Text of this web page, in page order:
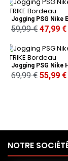
59,99 € 47,99 €
69,99 € 55,99 €
NOTRE